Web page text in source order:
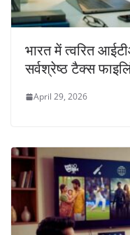
भारत में त्वरित
सर्वश्रेष्ठ टैक्स
April 29, 2026